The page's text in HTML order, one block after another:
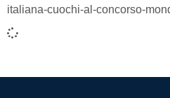
italiana-cuochi-al-concorso-